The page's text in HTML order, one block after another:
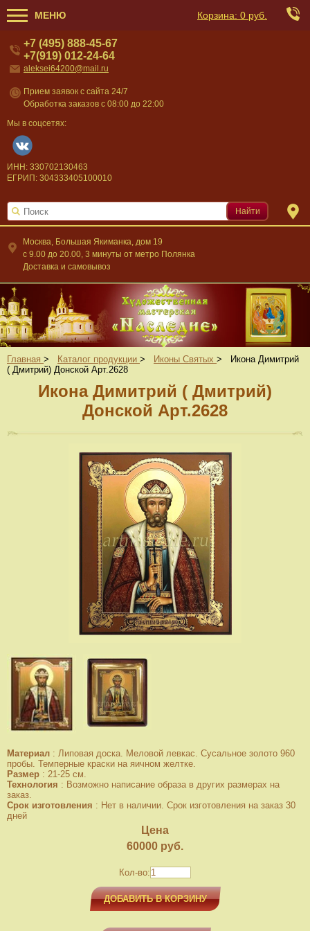
МЕНЮ Корзина: 0 руб.
Москва, Большая Якиманка, дом 19
c 9.00 до 20.00, 3 минуты от метро Полянка
Доставка и самовывоз
+7 (495) 888-45-67
+7(919) 012-24-64
aleksei64200@mail.ru
Прием заявок с сайта 24/7
Обработка заказов с 08:00 до 22:00
Мы в соцсетях:
ИНН: 330702130463
ЕГРИП: 304333405100010
Найти
Главная > Каталог продукции > Иконы Святых >
Икона Димитрий
( Дмитрий) Донской Арт.2628
Икона Димитрий ( Дмитрий)
Донской Арт.2628
Материал : Липовая доска. Меловой левкас. Сусальное золото 960
пробы. Темперные краски на яичном желтке.
Размер : 21-25 см.
Технология : Возможно написание образа в других размерах на
заказ.
Срок изготовления : Нет в наличии. Срок изготовления на заказ 30
дней
Цена
60000 руб.
Кол-во:
ДОБАВИТЬ В КОРЗИНУ